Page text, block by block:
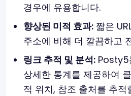
경우에 유용합니다.
향상된 미적 효과: 짧은
주소에 비해 더 깔끔하고
링크 추적 및 분석: Posty5
상세한 통계를 제공하여
적 위치, 참조 출처를 추적